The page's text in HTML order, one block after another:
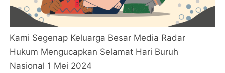
Kami Segenap Keluarga Besar Media Radar
Hukum Mengucapkan Selamat Hari Buruh
Nasional 1 Mei 2024